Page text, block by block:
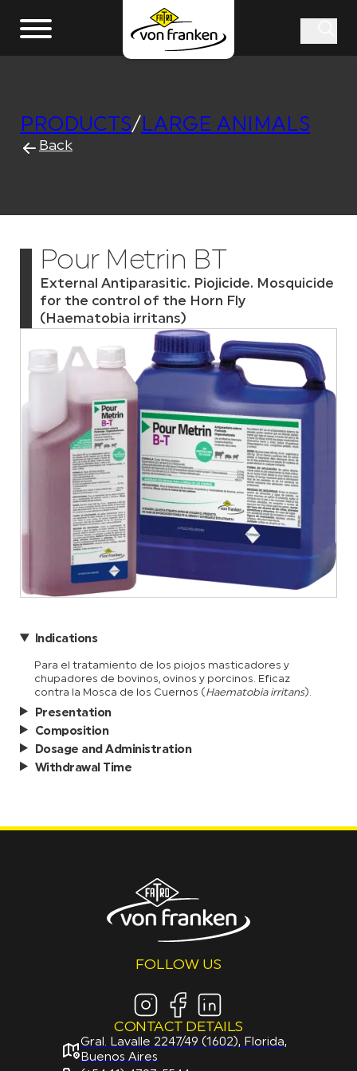
PRODUCTS/ LARGE ANIMALS
Back
Pour Metrin BT
External Antiparasitic. Piojicide. Mosquicide
for the control of the Horn Fly
(Haematobia irritans)
Indications
Para el tratamiento de los piojos masticadores y
chupadores de bovinos, ovinos y porcinos. Eficaz
contra la Mosca de los Cuernos ( Haematobia irritans).
Presentation
Composition
Dosage and Administration
Withdrawal Time
FOLLOW US
CONTACT DETAILS
Gral. Lavalle 2247/49 (1602), Florida,
Buenos Aires